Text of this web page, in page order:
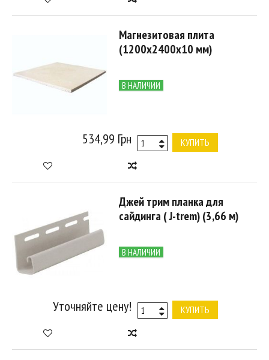
Магнезитовая плита
(1200x2400x10 мм)
В НАЛИЧИИ
534,99 Грн КУПИТЬ
Джей трим планка для
сайдинга ( J-trem) (3,66 м)
В НАЛИЧИИ
Уточняйте цену! КУПИТЬ